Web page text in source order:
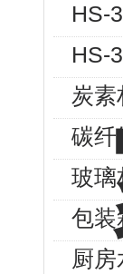
HS-
HS-
炭素
碳纤
玻璃
包装
厨